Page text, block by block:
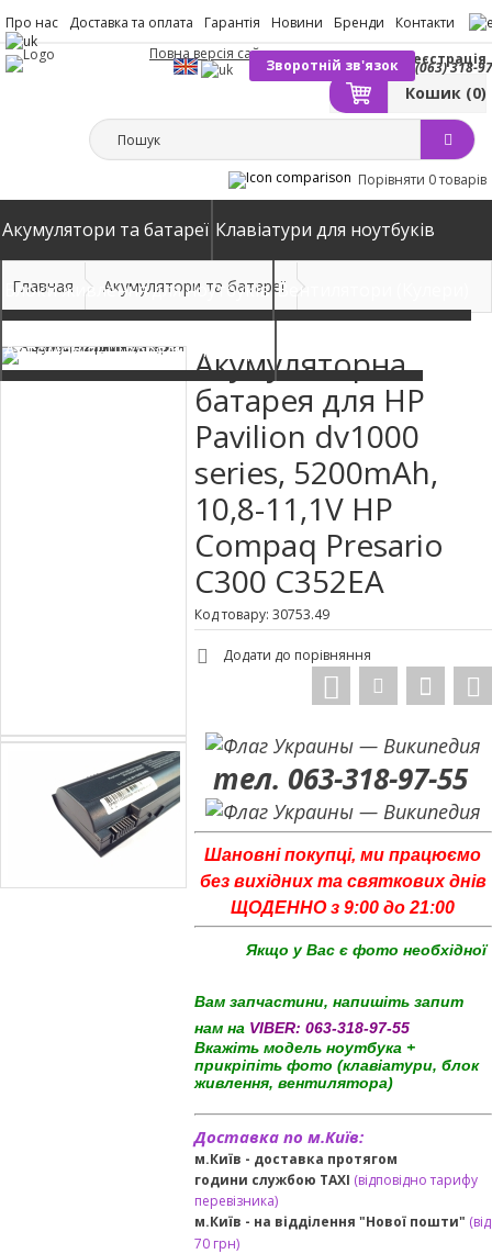
Про нас Доставка та оплата Гарантія Новини Бренди Контакти
(063) 318-
Зворотній зв'язок
Вхід Реєстрація
Кошик (0)
Повна версія сайту
Порівняти 0 товарів
Акумулятори та батареї Клавіатури для ноутбуків
Блоки живлення для ноутбуків Вентилятори (Кулери)
Автомобільні зарядні пристрої
Главная Акумулятори та батареї
Акумуляторна
батарея для HP
Pavilion dv1000
series, 5200mAh,
10,8-11,1V HP
Compaq Presario
C300 C352EA
Код товару: 30753.49
Додати до порівняння
тел. 063-318-97-55
Шановні покупці, ми працюємо
без вихідних та святкових днів
ЩОДЕННО з 9:00 до 21:00
Якщо у Вас є фото необхідної
Вам запчастини, напишіть запит
нам на VIBER: 063-318-97-55
Вкажіть модель ноутбука +
прикріпіть фото (клавіатури, блок
живлення, вентилятора)
Доставка по м.Київ:
м.Київ - доставка протягом
години службою TAXI (відповідно тарифу
перевізника)
м.Київ - на відділення "Нової пошти" (від
70 грн)